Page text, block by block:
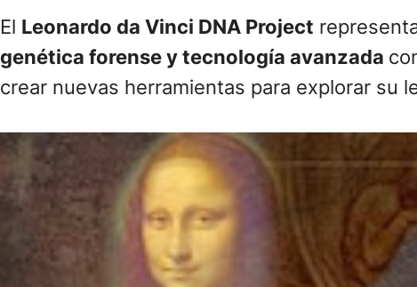
El Leonardo da Vinci DNA Project
genética forense y tecnología avanzada
crear nuevas herramientas para explorar su